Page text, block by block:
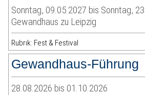
Sonntag, 09.05.2027 bis Sonntag,
Gewandhaus zu Leipzig
Rubrik: Fest & Festival
Gewandhaus-Führung
28.08.2026 bis 01.10.2026